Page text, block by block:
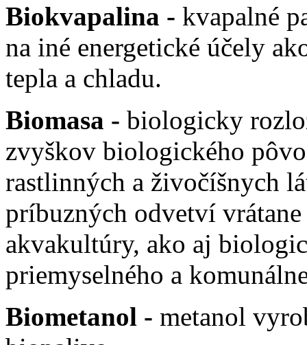
Biokvapalina - kvapalné
na iné energetické účely
tepla a chladu.
Biomasa - biologicky
zvyškov biologického
rastlinných a živočíšnych
príbuzných odvetví
akvakultúry, ako aj
priemyselného a
Biometanol - metanol